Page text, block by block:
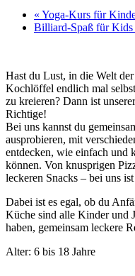
« Yoga-Kurs für
Billiard-Spaß für Kids
Hast du Lust, in die Welt
Kochlöffel endlich mal
zu kreieren? Dann ist
Richtige!
Bei uns kannst du
ausprobieren, mit
entdecken, wie einfach und
können. Von knusprigen
leckeren Snacks – bei uns
Dabei ist es egal, ob du
Küche sind alle Kinder und
haben, gemeinsam leckere
Alter: 6 bis 18 Jahre